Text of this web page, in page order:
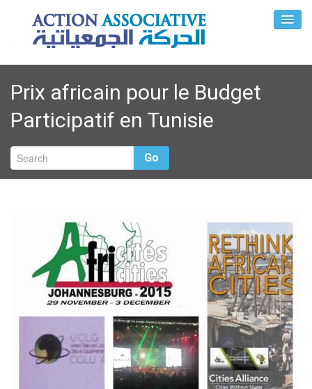
Prix africain pour le Budget
Participatif en Tunisie
Go